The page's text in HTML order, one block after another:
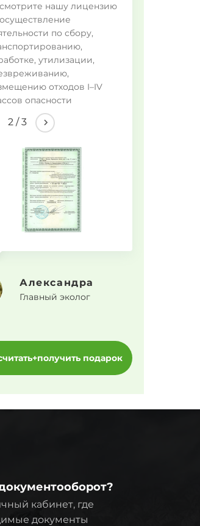
нашу лицензию
по сбору,
утилизации,
отходов I–IV
опасности
2/3
Александра
Главный эколог
подарок
кабинет, где
документы